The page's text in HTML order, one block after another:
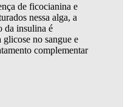
de ficocianina e
nessa alga, a
da insulina é
glicose no sangue e
complementar